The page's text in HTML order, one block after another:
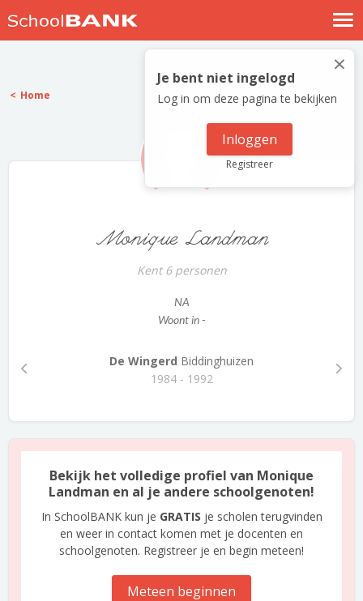
Nostalgische verhalen
Log in
Meld je gratis aan
×
Je bent niet ingelogd
Log in om deze pagina te bekijken
Inloggen
Registreer
Home
Monique Landman
Kent 6 personen
NA
Woont in -
De Wingerd Biddinghuizen
1984 - 1992
Bekijk het volledige profiel van Monique
Landman en al je andere schoolgenoten!
In SchoolBANK kun je GRATIS je scholen terugvinden
en weer in contact komen met je docenten en
schoolgenoten. Registreer je en begin meteen!
Meteen beginnen